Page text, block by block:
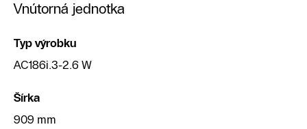
Vnútorná jednotka
Typ výrobku
AC186i.3-2.6 W
Šírka
909 mm